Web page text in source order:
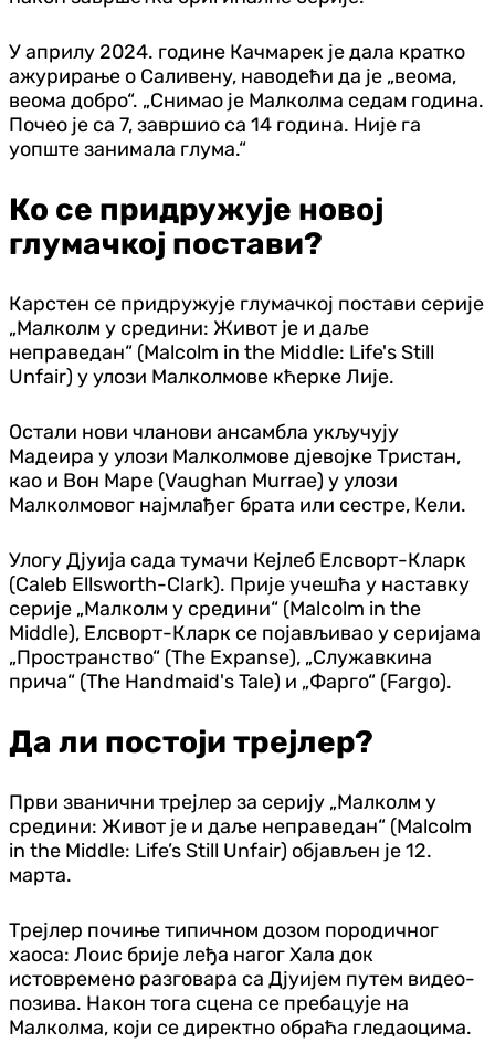
У априлу 2024. године Качмарек је дала кратко
ажурирање о Саливену, наводећи да је „веома,
веома добро“. „Снимао је Малколма седам година.
Почео је са 7, завршио са 14 година. Није га
уопште занимала глума.“
Ко се придружује новој
глумачкој постави?
Карстен се придружује глумачкој постави серије
„Малколм у средини: Живот је и даље
неправедан“ (Malcolm in the Middle: Life's Still
Unfair) у улози Малколмове кћерке Лије.
Остали нови чланови ансамбла укључују
Мадеира у улози Малколмове дјевојке Тристан,
као и Вон Маре (Vaughan Murrae) у улози
Малколмовог најмлађег брата или сестре, Кели.
Улогу Дјуија сада тумачи Кејлеб Елсворт-Кларк
(Caleb Ellsworth-Clark). Прије учешћа у наставку
серије „Малколм у средини“ (Malcolm in the
Middle), Елсворт-Кларк се појављивао у серијама
„Пространство“ (The Expanse), „Служавкина
прича“ (The Handmaid's Tale) и „Фарго“ (Fargo).
Да ли постоји трејлер?
Први званични трејлер за серију „Малколм у
средини: Живот је и даље неправедан“ (Malcolm
in the Middle: Life’s Still Unfair) објављен је 12.
марта.
Трејлер почиње типичном дозом породичног
хаоса: Лоис брије леђа нагог Хала док
истовремено разговара са Дјуијем путем видео-
позива. Након тога сцена се пребацује на
Малколма, који се директно обраћа гледаоцима.